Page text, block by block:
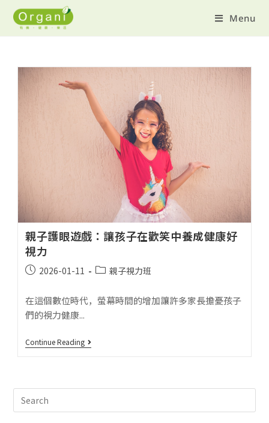
Menu
親子護眼遊戲：讓孩子在歡笑中養成健康好
視力
2026-01-11 親子視力班
在這個數位時代，螢幕時間的增加讓許多家長擔憂孩子
們的視力健康...
Continue Reading